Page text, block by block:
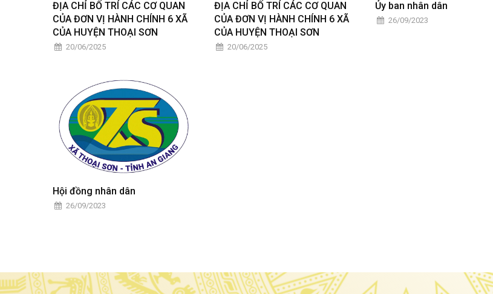
ĐỊA CHỈ BỐ TRÍ CÁC CƠ QUAN
CỦA ĐƠN VỊ HÀNH CHÍNH 6 XÃ
CỦA HUYỆN THOẠI SƠN
20/06/2025
ĐỊA CHỈ BỐ TRÍ CÁC CƠ QUAN
CỦA ĐƠN VỊ HÀNH CHÍNH 6 XÃ
CỦA HUYỆN THOẠI SƠN
20/06/2025
Ủy ban nhân dân
26/09/2023
Hội đồng nhân dân
26/09/2023